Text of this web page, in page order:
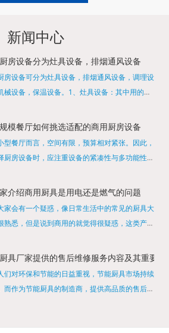
新闻中心
房设备分为灶具设备，排烟通风设备
房设备可分为灶具设备，排烟通风设备，调理设
械设备，保温设备。1、灶具设备：其中用的较
，经过相关检测证明的合格设备才能进行使用，
模餐厅如何挑选适配的商用厨房设备
型餐厅而言，空间有限，预算相对紧张。因此，
厨房设备时，应注重设备的紧凑性与多功能性。
备，既能节省空间，又能满足多样化的烹饪需
介绍商用厨具是用电还是燃气的问题
家会有一个疑惑，像日常生活中的常见的厨具大
熟悉，但是说到商用的就觉得很疑惑，这类产品
就是商用的吗?还真别说，真被大家猜对了，这
具厂家提供的售后维修服务内容及其重要性
们对环保和节能的日益重视，节能厨具市场持续
而作为节能厨具的制造商，提供高品质的售后维